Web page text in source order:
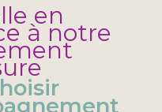
en
à notre